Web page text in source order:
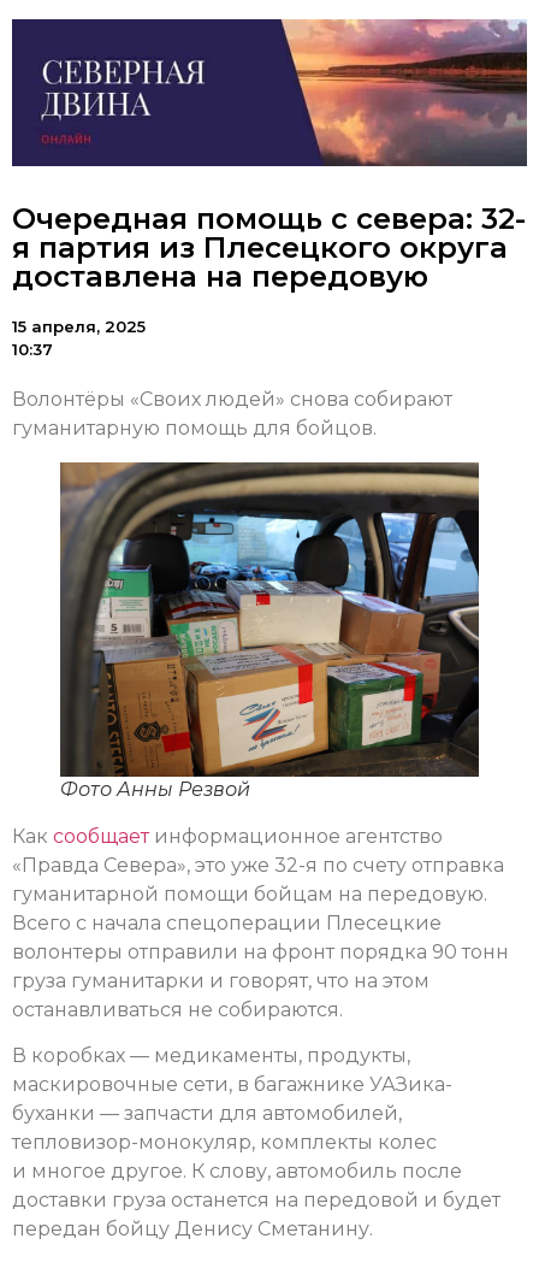
Очередная помощь с севера: 32-
я партия из Плесецкого округа
доставлена на передовую
15 апреля, 2025
10:37
Волонтёры «Своих людей» снова собирают
гуманитарную помощь для бойцов.
Фото Анны Резвой
Как сообщаетинформационное агентство
«Правда Севера», это уже 32-я по счету отправка
гуманитарной помощи бойцам на передовую.
Всего с начала спецоперации Плесецкие
волонтеры отправили на фронт порядка 90 тонн
груза гуманитарки и говорят, что на этом
останавливаться не собираются.
В коробках — медикаменты, продукты,
маскировочные сети, в багажнике УАЗика-
буханки — запчасти для автомобилей,
тепловизор-монокуляр, комплекты колес
и многое другое. К слову, автомобиль после
доставки груза останется на передовой и будет
передан бойцу Денису Сметанину.